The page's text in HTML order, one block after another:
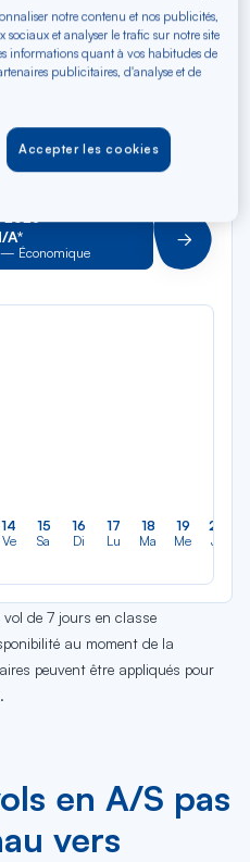
la
liste
Vider
2026
A*
— Économique Suivant
14
Ve
15
Sa
16
Di
17
Lu
18
Ma
19
Me
20
Je
de 7 jours en classe
au moment de la
peuvent être appliqués pour
en A/S pas
vers
notre contenu et nos publicités,
et analyser le trafic sur notre site
informations quant à vos habitudes de
publicitaires, d'analyse et de
Accepter les cookies